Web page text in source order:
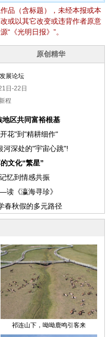
品（含标题），未经本报或本
或以其它改变或违背作者原意
“《光明日报》”。